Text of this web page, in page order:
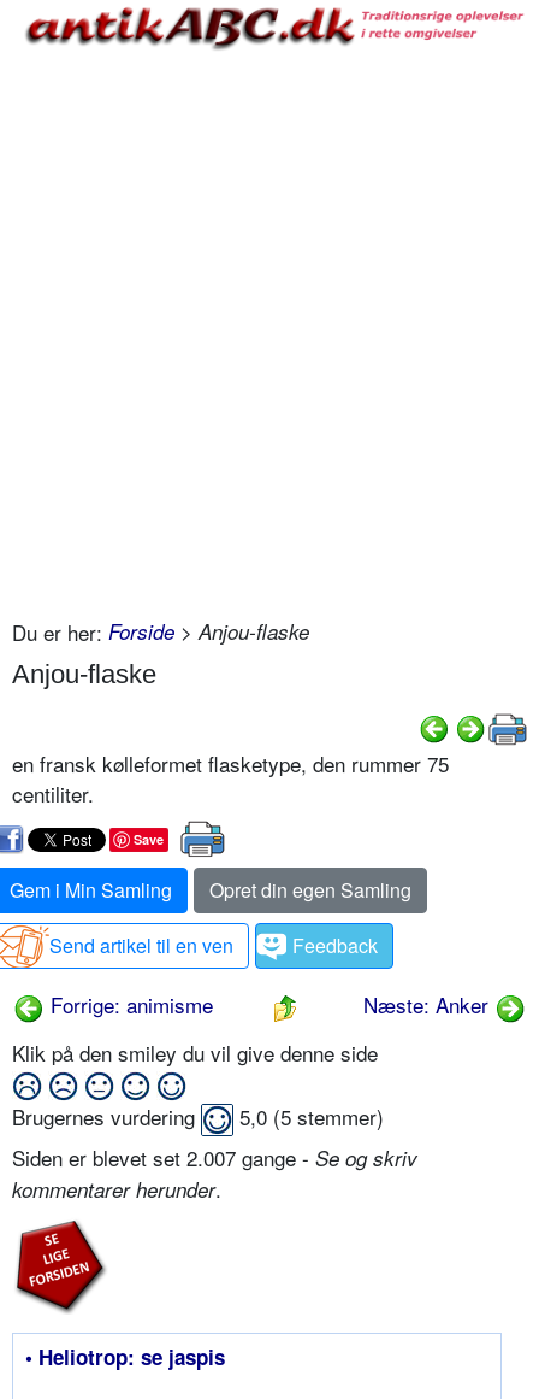
Du er her: Forside > Anjou-flaske
Anjou-flaske
en fransk kølleformet flasketype, den rummer 75
centiliter.
Save
Gem i Min Samling
Opret din egen Samling
Send artikel til en ven
Feedback
Forrige: animisme
Næste: Anker
Klik på den smiley du vil give denne side
Brugernes vurdering 5,0 (5 stemmer)
Siden er blevet set 2.007 gange - Se og skriv
kommentarer herunder.
• Heliotrop: se jaspis